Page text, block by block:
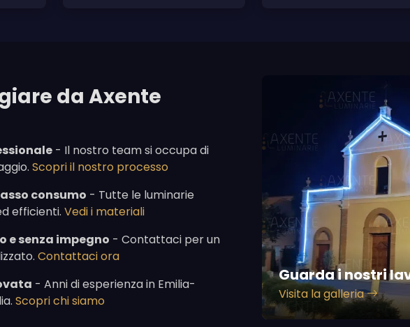
da Axente
- Il nostro team si occupa di
Scopri il nostro processo
consumo - Tutte le luminarie
efficienti. Vedi i materiali
e senza impegno - Contattaci per un
Contattaci ora
- Anni di esperienza in Emilia-
Scopri chi siamo
Guarda i nostri
Visita la galleria